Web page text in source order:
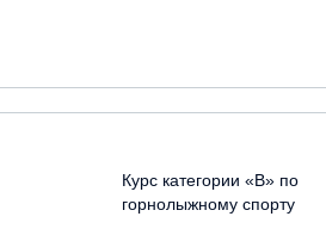
Курс категории «В» по
горнолыжному спорту